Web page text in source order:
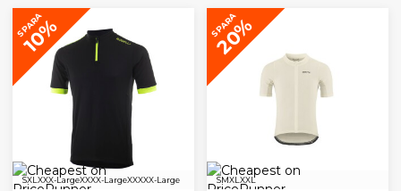
SPARA
10%
SXL XXX-LargeXXXX-LargeXXXXX-Large
SPARA
20%
SMXL XXL